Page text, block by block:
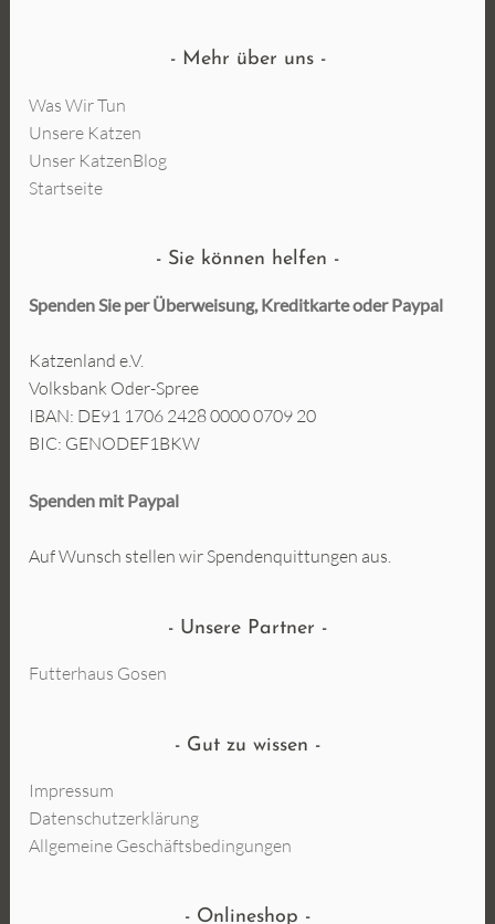
Mehr über uns
Was Wir Tun
Unsere Katzen
Unser KatzenBlog
Startseite
Sie können helfen
Spenden Sie per Überweisung, Kreditkarte oderPaypal
Katzenland e.V.
Volksbank Oder-Spree
IBAN: DE91 1706 2428 0000 0709 20
BIC: GENODEF1BKW
Spenden mit Paypal
Auf Wunsch stellen wir Spendenquittungen aus.
Unsere Partner
Futterhaus Gosen
Gut zu wissen
Impressum
Datenschutzerklärung
Allgemeine Geschäftsbedingungen
Onlineshop